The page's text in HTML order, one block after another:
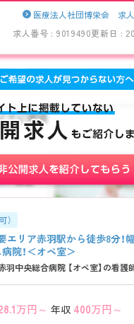
医療法人社団博栄会 求
求人番号 : 9019490更新日 :
）
エリア赤羽駅から徒歩8分！
院！＜オペ室＞
中央総合病院 【オペ室】の看護
万円～ 年収 400万円～